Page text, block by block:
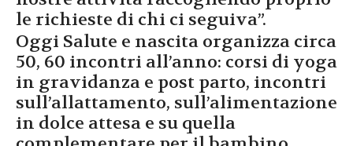
le richieste di chi ci seguiva”.
Oggi Salute e nascita organizza circa
50, 60 incontri all’anno: corsi di yoga
in gravidanza e post parto, incontri
sull’allattamento, sull’alimentazione
in dolce attesa e su quella